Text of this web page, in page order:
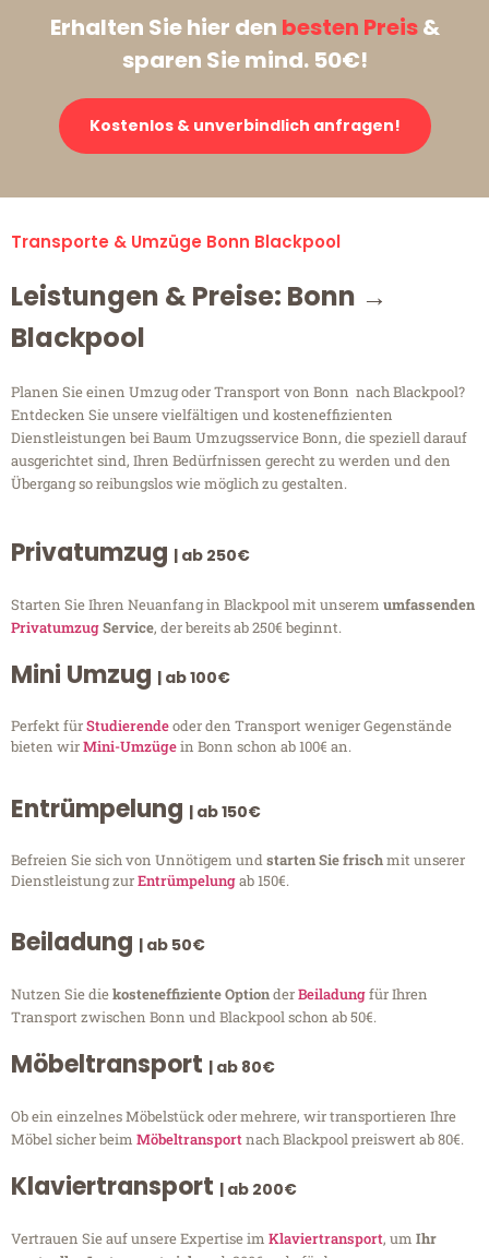
Erhalten Sie hier den besten Preis&
sparen Sie mind. 50€!
Kostenlos & unverbindlich anfragen!
Transporte & Umzüge Bonn Blackpool
Leistungen & Preise: Bonn →
Blackpool
Planen Sie einen Umzug oder Transport von Bonn nach Blackpool?
Entdecken Sie unsere vielfältigen und kosteneffizienten
Dienstleistungen bei Baum Umzugsservice Bonn, die speziell darauf
ausgerichtet sind, Ihren Bedürfnissen gerecht zu werden und den
Übergang so reibungslos wie möglich zu gestalten.
Privatumzug | ab 250€
Starten Sie Ihren Neuanfang in Blackpool mit unserem umfassenden
PrivatumzugService, der bereits ab 250€ beginnt.
Mini Umzug | ab 100€
Perfekt fürStudierendeoder den Transport weniger Gegenstände
bieten wirMini-Umzügein Bonn schon ab 100€ an.
Entrümpelung | ab 150€
Befreien Sie sich von Unnötigem undstarten Sie frischmit unserer
Dienstleistung zurEntrümpelungab 150€.
Beiladung | ab 50€
Nutzen Sie diekosteneffiziente OptionderBeiladungfür Ihren
Transport zwischen Bonn und Blackpool schon ab 50€.
Möbeltransport | ab 80€
Ob ein einzelnes Möbelstück oder mehrere, wir transportieren Ihre
Möbel sicher beim Möbeltransportnach Blackpool preiswert ab 80€.
Klaviertransport | ab 200€
Vertrauen Sie auf unsere Expertise im Klaviertransport, um Ihr